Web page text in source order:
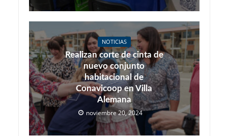
NOTICIAS
Realizan corte de cinta de
nuevo conjunto
habitacional de
Conavicoop en Villa
Alemana
noviembre 20, 2024